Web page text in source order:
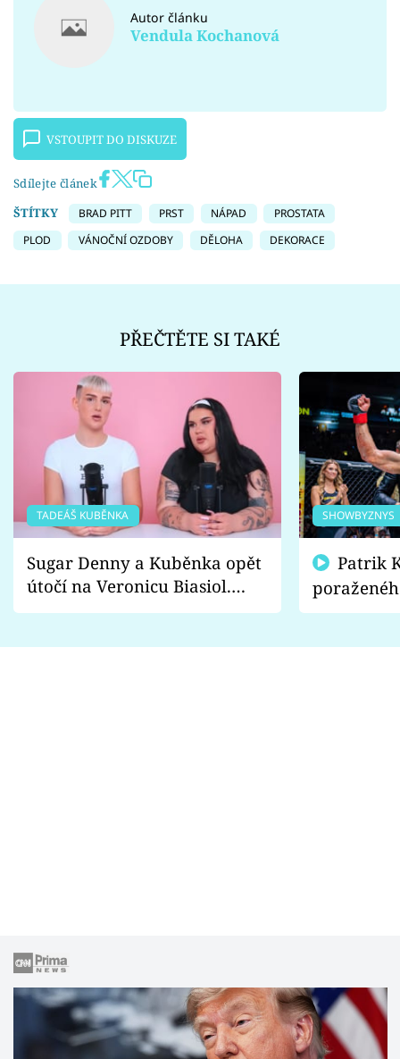
Autor článku
Vendula Kochanová
VSTOUPIT DO DISKUZE
Sdílejte článek
ŠTÍTKY
BRAD PITT PRST NÁPAD
PROSTATA
PLOD
VÁNOČNÍ OZDOBY DĚLOHA DEKORACE
PŘEČTĚTE SI TAKÉ
TADEÁŠ KUBĚNKA
Sugar Denny a Kuběnka opět
útočí na Veronicu Biasiol.
Proč je podle nich falešná a
SHOWBYZNYS
fanoušci